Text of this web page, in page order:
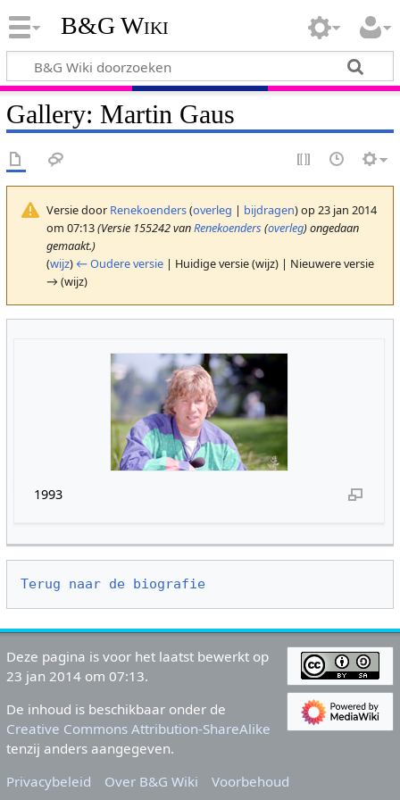
B&G Wiki
Gallery: Martin Gaus
Versie door Renekoenders(overleg | bijdragen)op 23 jan 2014
om 07:13(Versie 155242 vanRenekoenders (overleg) ongedaan
gemaakt.)
(wijz) ← Oudere versie| Huidige versie (wijz) | Nieuwere versie
→ (wijz)
1993
Terug naar de biografie
Deze pagina is voor het laatst bewerkt op
23 jan 2014 om 07:13.
De inhoud is beschikbaar onder de
Creative Commons Attribution-ShareAlike
tenzij anders aangegeven.
Privacybeleid
Over B&G Wiki Voorbehoud